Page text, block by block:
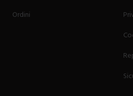
Ordini